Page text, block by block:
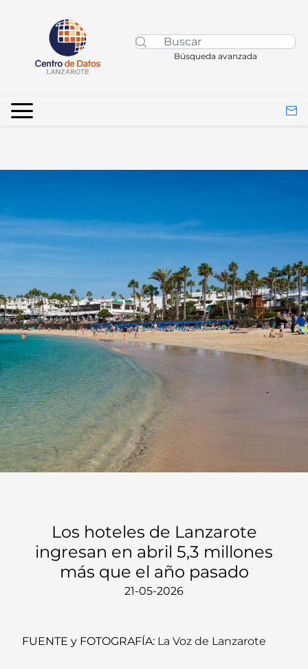
Búsqueda avanzada
Los hoteles de Lanzarote
ingresan en abril 5,3 millones
más que el año pasado
21-05-2026
FUENTE y FOTOGRAFÍA: La Voz de Lanzarote